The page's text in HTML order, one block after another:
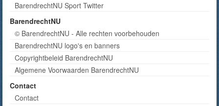
BarendrechtNU Sport Twitter
BarendrechtNU
© BarendrechtNU - Alle rechten voorbehouden
BarendrechtNU logo's en banners
Copyrightbeleid BarendrechtNU
Algemene Voorwaarden BarendrechtNU
Contact
Contact